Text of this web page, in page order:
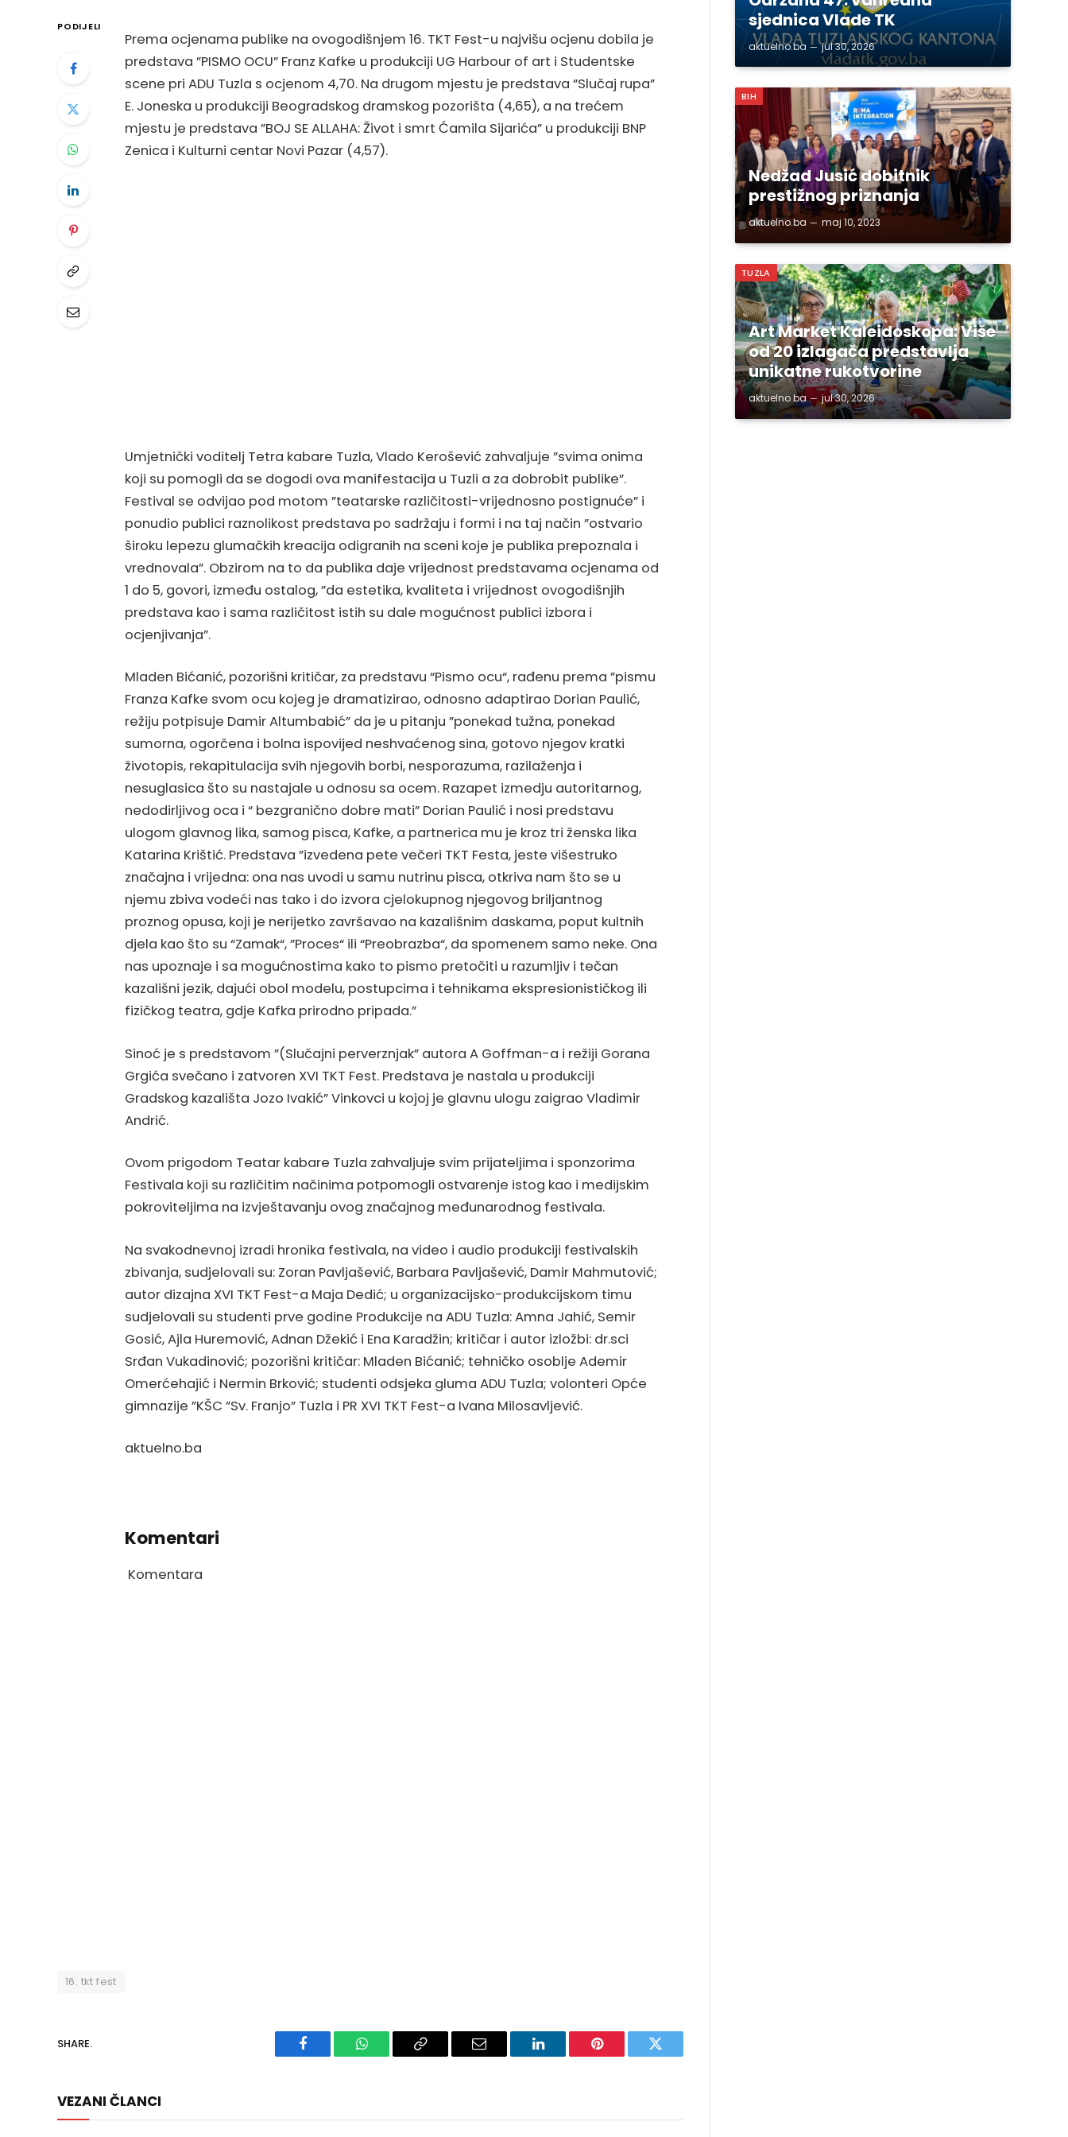
PODIJELI
Prema ocjenama publike na ovogodišnjem 16. TKT Fest-u najvišu ocjenu dobila je
predstava ”PISMO OCU” Franz Kafke u produkciji UG Harbour of art i Studentske
scene pri ADU Tuzla s ocjenom 4,70. Na drugom mjestu je predstava ”Slučaj rupa”
E. Joneska u produkciji Beogradskog dramskog pozorišta (4,65), a na trećem
mjestu je predstava ”BOJ SE ALLAHA: Život i smrt Ćamila Sijarića” u produkciji BNP
Zenica i Kulturni centar Novi Pazar (4,57).
Umjetnički voditelj Tetra kabare Tuzla, Vlado Kerošević zahvaljuje ”svima onima
koji su pomogli da se dogodi ova manifestacija u Tuzli a za dobrobit publike”.
Festival se odvijao pod motom ”teatarske različitosti-vrijednosno postignuće” i
ponudio publici raznolikost predstava po sadržaju i formi i na taj način ”ostvario
široku lepezu glumačkih kreacija odigranih na sceni koje je publika prepoznala i
vrednovala”. Obzirom na to da publika daje vrijednost predstavama ocjenama od
1 do 5, govori, između ostalog, ”da estetika, kvaliteta i vrijednost ovogodišnjih
predstava kao i sama različitost istih su dale mogućnost publici izbora i
ocjenjivanja”.
Mladen Bićanić, pozorišni kritičar, za predstavu “Pismo ocu“, rađenu prema ”pismu
Franza Kafke svom ocu kojeg je dramatizirao, odnosno adaptirao Dorian Paulić,
režiju potpisuje Damir Altumbabić” da je u pitanju ”ponekad tužna, ponekad
sumorna, ogorčena i bolna ispovijed neshvaćenog sina, gotovo njegov kratki
životopis, rekapitulacija svih njegovih borbi, nesporazuma, razilaženja i
nesuglasica što su nastajale u odnosu sa ocem. Razapet izmedju autoritarnog,
nedodirljivog oca i “ bezgranično dobre mati” Dorian Paulić i nosi predstavu
ulogom glavnog lika, samog pisca, Kafke, a partnerica mu je kroz tri ženska lika
Katarina Krištić. Predstava ”izvedena pete večeri TKT Festa, jeste višestruko
značajna i vrijedna: ona nas uvodi u samu nutrinu pisca, otkriva nam što se u
njemu zbiva vodeći nas tako i do izvora cjelokupnog njegovog briljantnog
proznog opusa, koji je nerijetko završavao na kazališnim daskama, poput kultnih
djela kao što su “Zamak“, ”Proces“ ili “Preobrazba“, da spomenem samo neke. Ona
nas upoznaje i sa mogućnostima kako to pismo pretočiti u razumljiv i tečan
kazališni jezik, dajući obol modelu, postupcima i tehnikama ekspresionističkog ili
fizičkog teatra, gdje Kafka prirodno pripada.”
Sinoć je s predstavom ”(Slučajni perverznjak” autora A Goffman-a i režiji Gorana
Grgića svečano i zatvoren XVI TKT Fest. Predstava je nastala u produkciji
Gradskog kazališta Jozo Ivakić” Vinkovci u kojoj je glavnu ulogu zaigrao Vladimir
Andrić.
Ovom prigodom Teatar kabare Tuzla zahvaljuje svim prijateljima i sponzorima
Festivala koji su različitim načinima potpomogli ostvarenje istog kao i medijskim
pokroviteljima na izvještavanju ovog značajnog međunarodnog festivala.
Na svakodnevnoj izradi hronika festivala, na video i audio produkciji festivalskih
zbivanja, sudjelovali su: Zoran Pavljašević, Barbara Pavljašević, Damir Mahmutović;
autor dizajna XVI TKT Fest-a Maja Dedić; u organizacijsko-produkcijskom timu
sudjelovali su studenti prve godine Produkcije na ADU Tuzla: Amna Jahić, Semir
Gosić, Ajla Huremović, Adnan Džekić i Ena Karadžin; kritičar i autor izložbi: dr.sci
Srđan Vukadinović; pozorišni kritičar: Mladen Bićanić; tehničko osoblje Ademir
Omerćehajić i Nermin Brković; studenti odsjeka gluma ADU Tuzla; volonteri Opće
gimnazije ”KŠC ”Sv. Franjo” Tuzla i PR XVI TKT Fest-a Ivana Milosavljević.
aktuelno.ba
Komentari
Komentara
16. tkt fest
SHARE.
Facebook WhatsAppCopy
Email LinkedIn Pinterest Twitter
VEZANI ČLANCI
sjednica Vlade TK
aktuelno.ba jul 30, 2026
BIH
Nedžad Jusić dobitnik
prestižnog priznanja
aktuelno.ba maj 10, 2023
TUZLA
Art Market Kaleidoskopa: Više
od 20 izlagača predstavlja
unikatne rukotvorine
aktuelno.ba jul 30, 2026